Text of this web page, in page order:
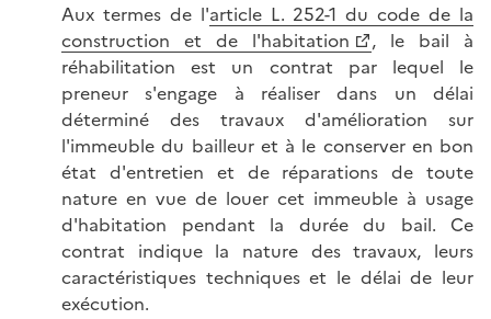
Aux termes de l'article L. 252-1 du code de la
construction et de l'habitation
, le bail à
réhabilitation est un contrat par lequel le
preneur s'engage à réaliser dans un délai
déterminé des travaux d'amélioration sur
l'immeuble du bailleur et à le conserver en bon
état d'entretien et de réparations de toute
nature en vue de louer cet immeuble à usage
d'habitation pendant la durée du bail. Ce
contrat indique la nature des travaux, leurs
caractéristiques techniques et le délai de leur
exécution.